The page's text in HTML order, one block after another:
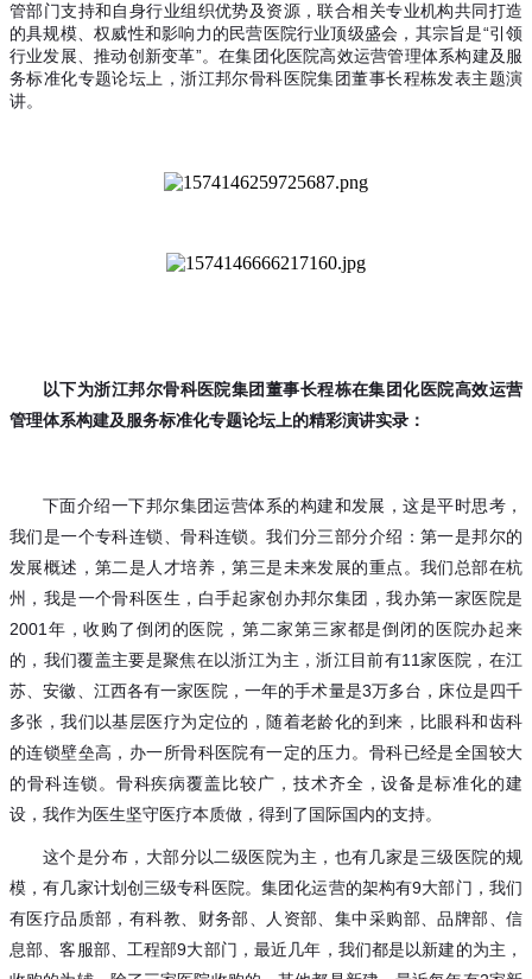
管部门支持和自身行业组织优势及资源，联合相关专业机构共同打造
的具规模、权威性和影响力的民营医院行业顶级盛会，其宗旨是“引领
行业发展、推动创新变革”。在集团化医院高效运营管理体系构建及服
务标准化专题论坛上，浙江邦尔骨科医院集团董事长程栋发表主题演
讲。
以下为浙江邦尔骨科医院集团董事长程栋在集团化医院高效运营
管理体系构建及服务标准化专题论坛上的精彩演讲实录：
下面介绍一下邦尔集团运营体系的构建和发展，这是平时思考，
我们是一个专科连锁、骨科连锁 。我们分三部分介绍：第一是邦尔的
发展概述，第二是人才培养，第三是未来发展的重点。我们总部在杭
州，我是一个骨科医生，白手起家创办邦尔集团，我办第一家医院是
2001年，收购了倒闭的医院，第二家第三家都是倒闭的医院办起来
的，我们覆盖主要是聚焦在以浙江为主，浙江目前有11家医院，在江
苏、安徽、江西各有一家医院，一年的手术量是3万多台，床位是四千
多张，我们以基层医疗为定位的，随着老龄化的到来，比眼科和齿科
的连锁壁垒高，办一所骨科医院有一定的压力。骨科已经是全国较大
的骨科连锁。骨科疾病覆盖比较广，技术齐全，设备是标准化的建
设，我作为医生坚守医疗本质做，得到了国际国内的支持。
这个是分布，大部分以二级医院为主，也有几家是三级医院的规
模，有几家计划创三级专科医院。集团化运营的架构有9大部门，我们
有医疗品质部，有科教、财务部、人资部、集中采购部、品牌部、信
息部、客服部、工程部9大部门，最近几年，我们都是以新建的为主，